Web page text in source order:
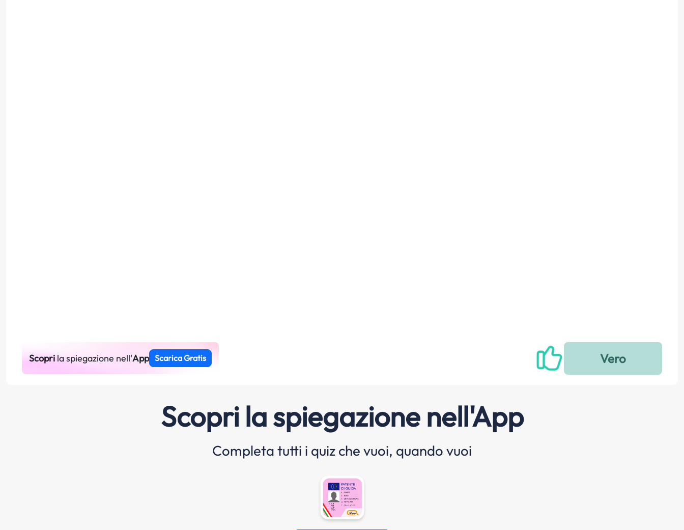
Scoprila spiegazione nell'App Scarica Gratis
Scopri la spiegazione nell'App
Completa tutti i quiz che vuoi, quando vuoi